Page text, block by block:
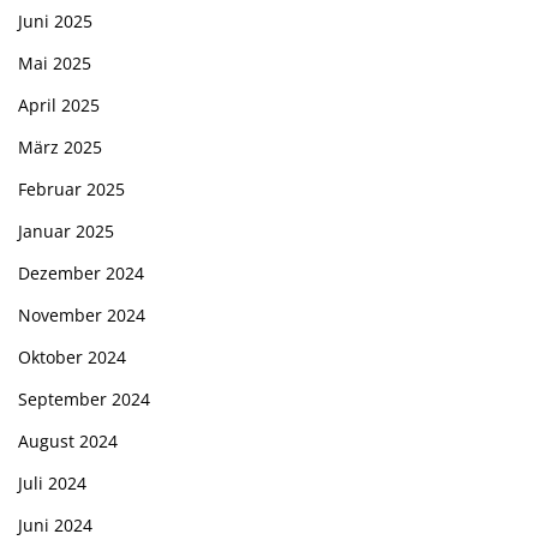
Juni 2025
Mai 2025
April 2025
März 2025
Februar 2025
Januar 2025
Dezember 2024
November 2024
Oktober 2024
September 2024
August 2024
Juli 2024
Juni 2024